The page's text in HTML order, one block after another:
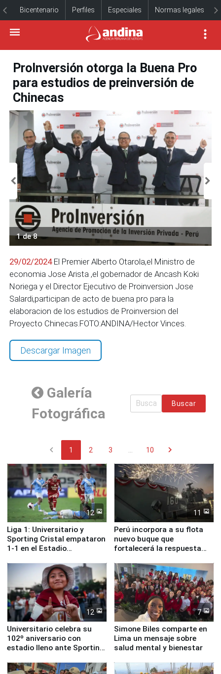
Bicentenario Perfiles Especiales Normas legales
ProInversión otorga la Buena Pro
para estudios de preinversión de
Chinecas
1 de 8
29/02/2024El Premier Alberto Otarola,el Ministro de
economia Jose Arista ,el gobernador de Ancash Koki
Noriega y el Director Ejecutivo de Proinversion Jose
Salardi,participan de acto de buena pro para la
elaboracion de los estudios de Proinversion del
Proyecto Chinecas.FOTO:ANDINA/Hector Vinces.
Descargar Imagen
Galería
Fotográfica
Buscar
chevron_left 1 2 3 10 chevron_right
12
Liga 1: Universitario y
Sporting Cristal empataron
1-1 en el Estadio
11
Perú incorpora a su flota
nuevo buque que
fortalecerá la respuesta
12
Universitario celebra su
102º aniversario con
estadio lleno ante Sporting
7
Simone Biles comparte en
Lima un mensaje sobre
salud mental y bienestar